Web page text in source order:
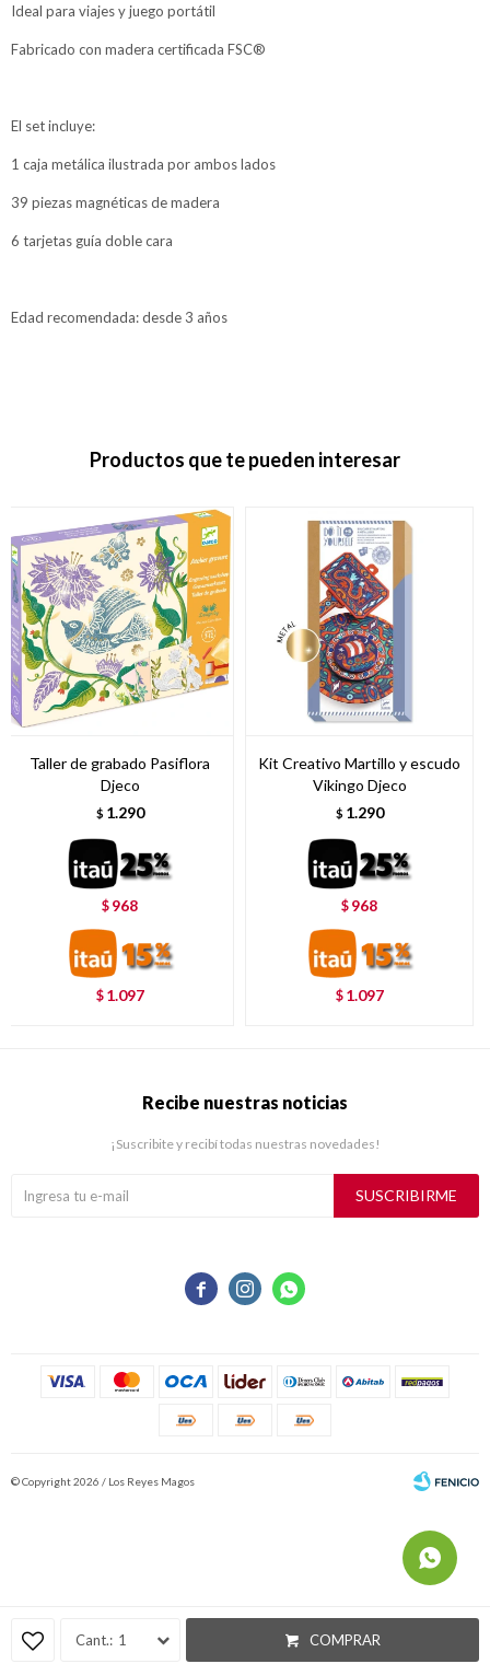
1 COMPRAR
Ideal para viajes y juego portátil
Fabricado con madera certificada FSC®
El set incluye:
1 caja metálica ilustrada por ambos lados
39 piezas magnéticas de madera
6 tarjetas guía doble cara
Edad recomendada: desde 3 años
Productos que te pueden interesar
Taller de grabado Pasiflora
Djeco
$ 1.290
$ 968
$ 1.097
Kit Creativo Martillo y escudo
Vikingo Djeco
$ 1.290
$ 968
$ 1.097
  
Recibe nuestras noticias
¡Suscribite y recibí todas nuestras novedades!
SUSCRIBIRME
© Copyright 2026 / Los Reyes Magos